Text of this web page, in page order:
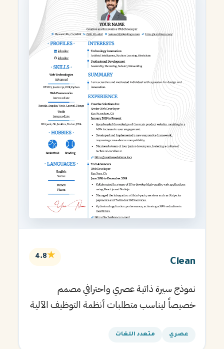
Clean
★
4.8
نموذج سيرة ذاتية عصري واحترافي مصمم
خصيصاً ليناسب متطلبات أنظمة التوظيف الآلية
عصري متعدد اللغات